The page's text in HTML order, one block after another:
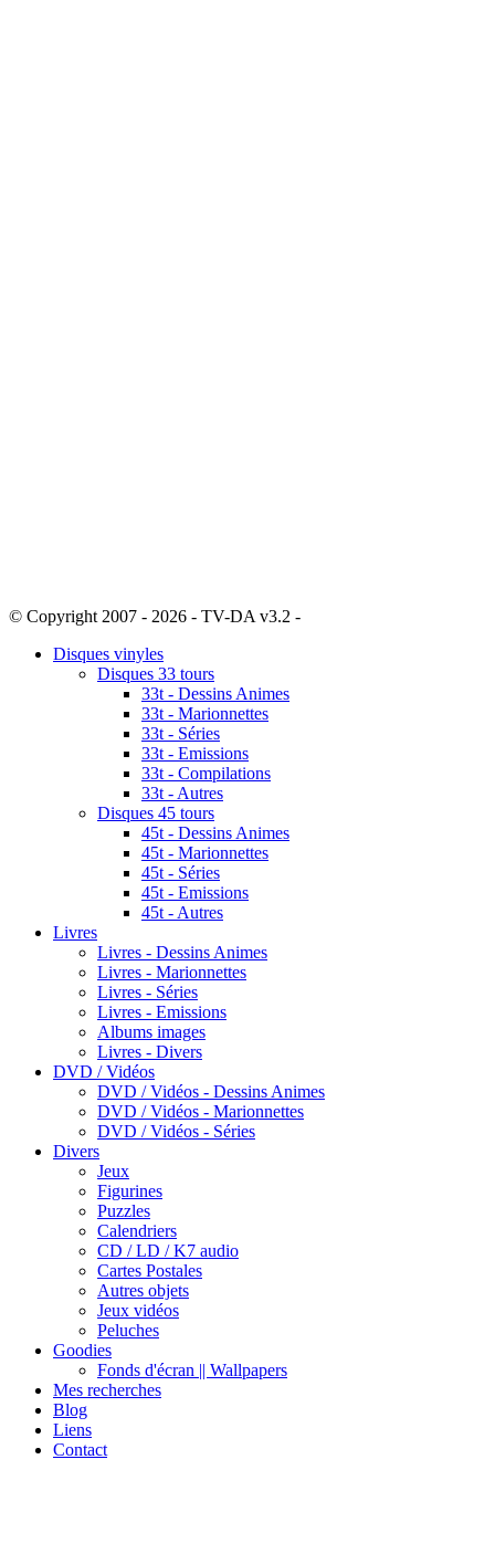
© Copyright 2007 - 2026 - TV-DA v3.2 -
Disques vinyles
Disques 33 tours
33t - Dessins Animes
33t - Marionnettes
33t - Séries
33t - Emissions
33t - Compilations
33t - Autres
Disques 45 tours
45t - Dessins Animes
45t - Marionnettes
45t - Séries
45t - Emissions
45t - Autres
Livres
Livres - Dessins Animes
Livres - Marionnettes
Livres - Séries
Livres - Emissions
Albums images
Livres - Divers
DVD / Vidéos
DVD / Vidéos - Dessins Animes
DVD / Vidéos - Marionnettes
DVD / Vidéos - Séries
Divers
Jeux
Figurines
Puzzles
Calendriers
CD / LD / K7 audio
Cartes Postales
Autres objets
Jeux vidéos
Peluches
Goodies
Fonds d'écran || Wallpapers
Mes recherches
Blog
Liens
Contact